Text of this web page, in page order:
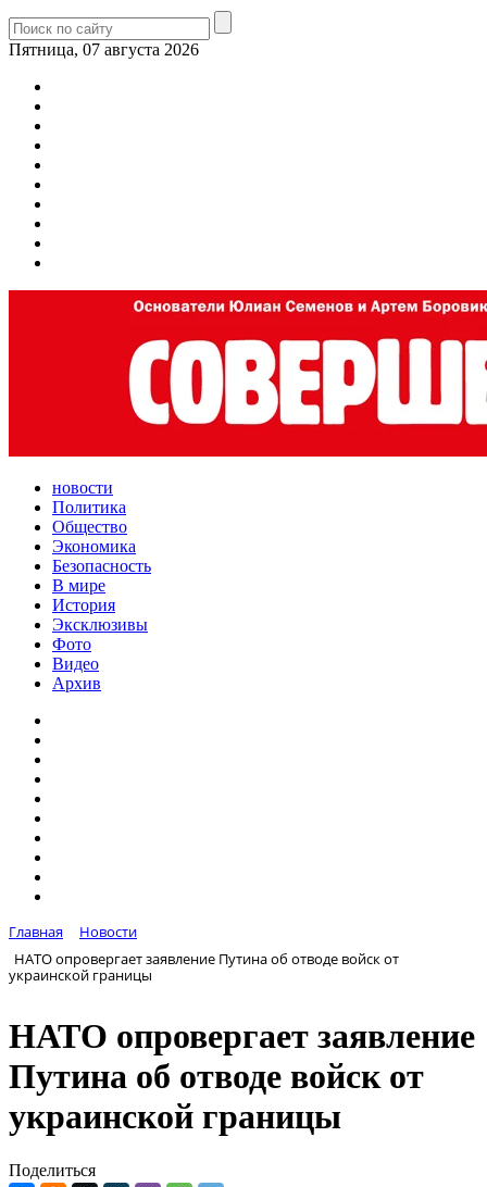
Пятница, 07 августа 2026
новости
Политика
Общество
Экономика
Безопасность
В мире
История
Эксклюзивы
Фото
Видео
Архив
Главная
Новости
НАТО опровергает заявление Путина об отводе войск от
украинской границы
НАТО опровергает заявление
Путина об отводе войск от
украинской границы
Поделиться